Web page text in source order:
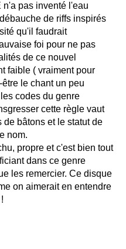
n'a pas inventé l'eau
de riffs inspirés
qu'il faudrait
foi pour ne pas
de ce nouvel
faible ( vraiment pour
le chant un peu
codes du genre
cette règle vaut
de bâtons et le statut de
nom.
propre et c'est bien tout
dans ce genre
les remercier. Ce disque
on aimerait en entendre